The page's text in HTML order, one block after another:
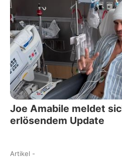
Joe Amabile meldet
erlösendem Update
Artikel -